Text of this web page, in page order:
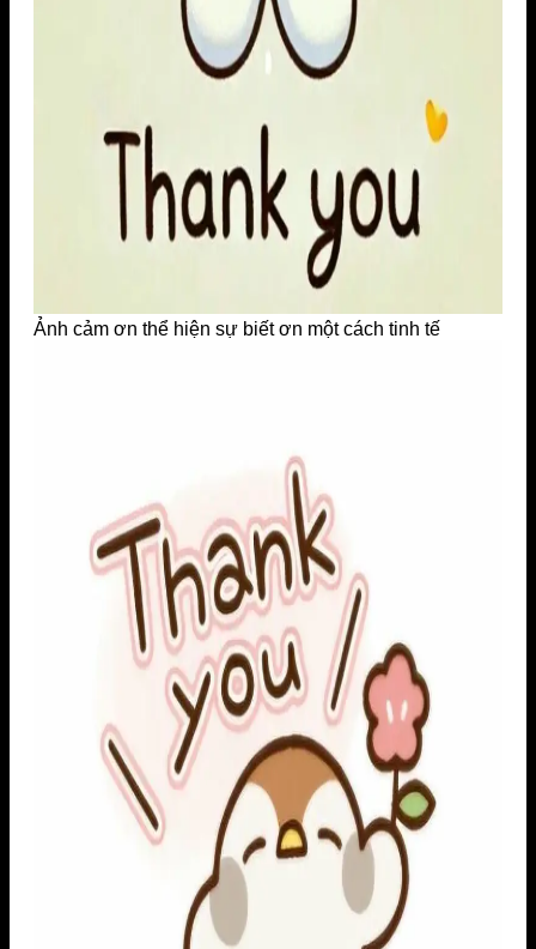
Ảnh cảm ơn thể hiện sự biết ơn một cách tinh tế